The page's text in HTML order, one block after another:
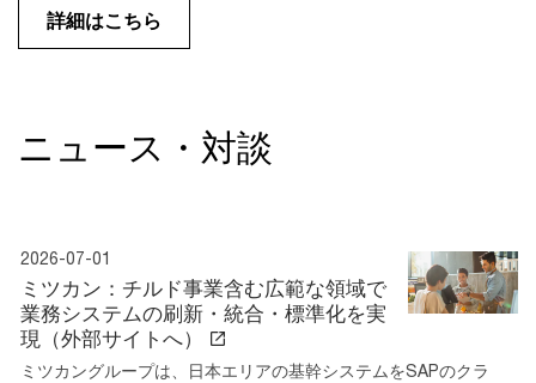
詳細はこちら
ニュース・対談
2026-07-01
ミツカン：チルド事業含む広範な領域で
業務システムの刷新・統合・標準化を実
現（外部サイトへ）
ミツカングループは、日本エリアの基幹システムをSAPのクラ